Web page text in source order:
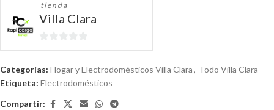
tienda
Villa Clara
0
Categorías: Hogar y Electrodomésticos Villa Clara, Todo Villa Clara
Etiqueta: Electrodomésticos
Compartir: